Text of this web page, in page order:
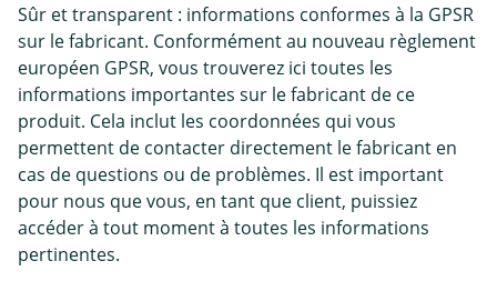
Sûr et transparent : informations conformes à la GPSR
sur le fabricant. Conformément au nouveau règlement
européen GPSR, vous trouverez ici toutes les
informations importantes sur le fabricant de ce
produit. Cela inclut les coordonnées qui vous
permettent de contacter directement le fabricant en
cas de questions ou de problèmes. Il est important
pour nous que vous, en tant que client, puissiez
accéder à tout moment à toutes les informations
pertinentes.